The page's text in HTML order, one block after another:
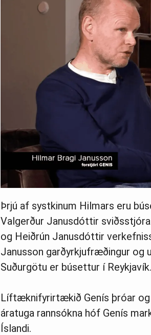
Þrjú af systkinum Hilmars eru
Valgerður Janusdóttir
og Heiðrún Janusdóttir
Janusson garðyrkjufræðingur og
Suðurgötu er búsettur í Reykjavík.
Líf­tæknifyr­ir­tækið Genís þróar og
ára­tuga rann­sókna hóf Genís
Íslandi.